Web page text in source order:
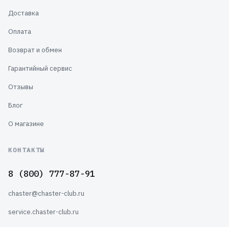
Доставка
Оплата
Возврат и обмен
Гарантийный сервис
Отзывы
Блог
О магазине
КОНТАКТЫ
8 (800) 777-87-91
chaster@chaster-club.ru
service.chaster-club.ru